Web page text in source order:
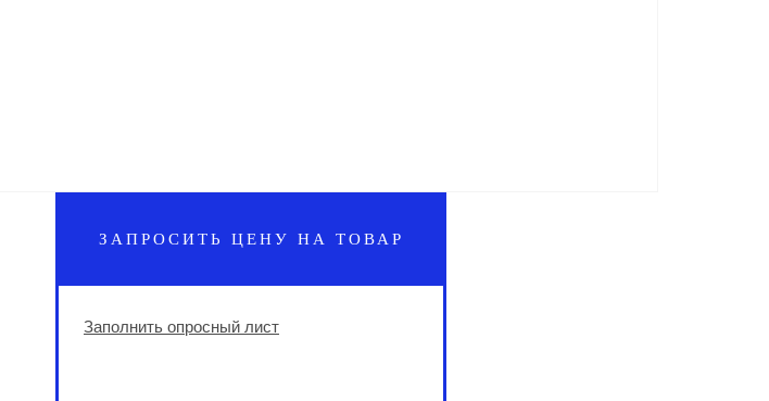
ЗАПРОСИТЬ ЦЕНУ НА ТОВАР
Заполнить опросный лист